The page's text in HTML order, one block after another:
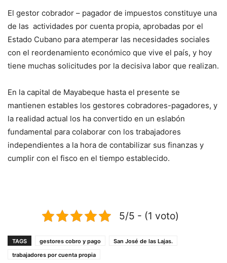
El gestor cobrador – pagador de impuestos constituye una
de las actividades por cuenta propia, aprobadas por el
Estado Cubano para atemperar las necesidades sociales
con el reordenamiento económico que vive el país, y hoy
tiene muchas solicitudes por la decisiva labor que realizan.
En la capital de Mayabeque hasta el presente se
mantienen estables los gestores cobradores-pagadores, y
la realidad actual los ha convertido en un eslabón
fundamental para colaborar con los trabajadores
independientes a la hora de contabilizar sus finanzas y
cumplir con el fisco en el tiempo establecido.
5/5 - (1 voto)
TAGS gestores cobro y pago
San José de las Lajas.
trabajadores por cuenta propia